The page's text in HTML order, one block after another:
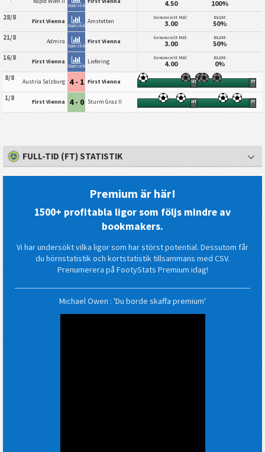
Statistik 4.50 100%
28/8 First Vienna
Statistik
Amstetten Genomsnitt Mål:
3.00
BLGM:
50%
21/8 Admira
Statistik
First Vienna Genomsnitt Mål:
3.00
BLGM:
50%
16/8 First Vienna
Statistik
Liefering Genomsnitt Mål:
4.00
BLGM:
0%
8/8 Austria Salzburg 4 - 1 First Vienna HT FT
1/8 First Vienna 4 - 0 Sturm Graz II HT FT
FULL-TID (FT) STATISTIK
Premium är här!
1500+ profitabla ligor som följs mindre av
bookmakers.
Vi har undersökt vilka ligor som har störst potential. Dessutom får
du hörnstatistik och kortstatistik tillsammans med CSV.
Prenumerera på FootyStats Premium idag!
Michael Owen : 'Du borde skaffa premium'